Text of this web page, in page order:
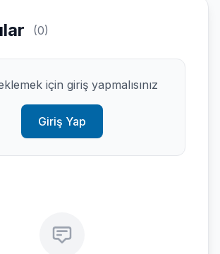
(0)
için giriş yapmalısınız
Giriş Yap